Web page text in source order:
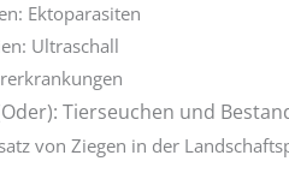
Ektoparasiten
Ultraschall
Tierseuchen und
von Ziegen in der